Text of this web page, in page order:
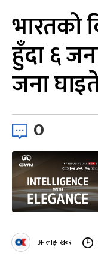
भारतको
हुँदा ६
जना
0
अनलाइनखबर